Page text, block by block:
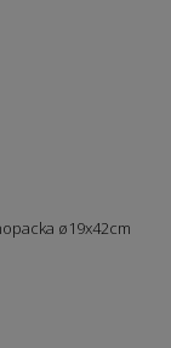
ø19x42cm